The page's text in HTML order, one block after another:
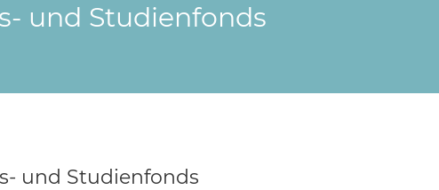
und Studienfonds
und Studienfonds